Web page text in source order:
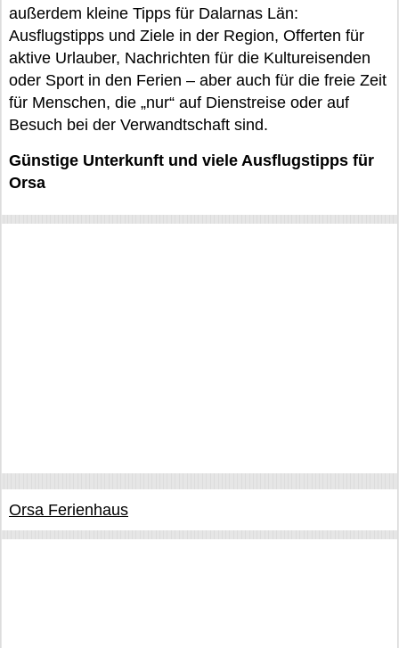
außerdem kleine Tipps für Dalarnas Län:
Ausflugstipps und Ziele in der Region, Offerten für
aktive Urlauber, Nachrichten für die Kultureisenden
oder Sport in den Ferien – aber auch für die freie Zeit
für Menschen, die „nur“ auf Dienstreise oder auf
Besuch bei der Verwandtschaft sind.
Günstige Unterkunft und viele Ausflugstipps für
Orsa
Orsa Ferienhaus